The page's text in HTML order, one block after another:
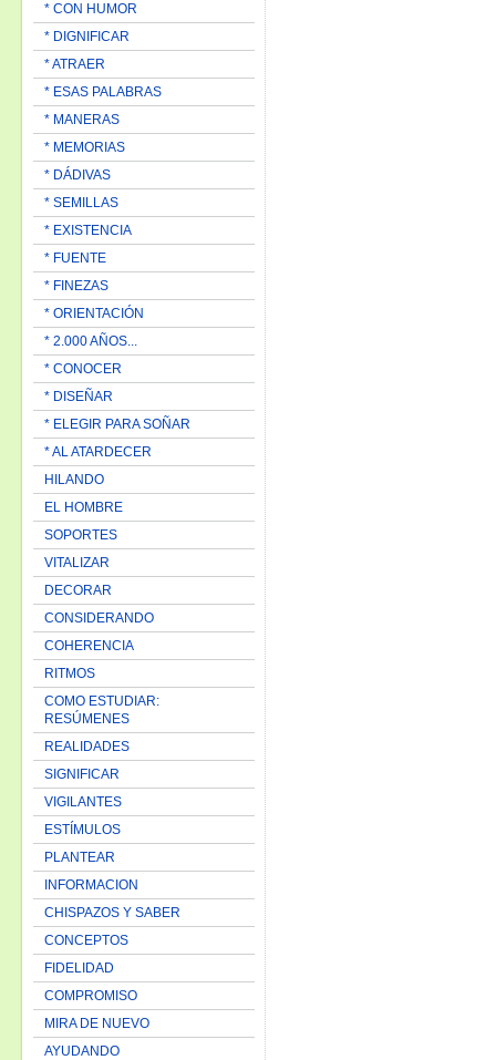
* CON HUMOR
* DIGNIFICAR
* ATRAER
* ESAS PALABRAS
* MANERAS
* MEMORIAS
* DÁDIVAS
* SEMILLAS
* EXISTENCIA
* FUENTE
* FINEZAS
* ORIENTACIÓN
* 2.000 AÑOS...
* CONOCER
* DISEÑAR
* ELEGIR PARA SOÑAR
* AL ATARDECER
HILANDO
EL HOMBRE
SOPORTES
VITALIZAR
DECORAR
CONSIDERANDO
COHERENCIA
RITMOS
COMO ESTUDIAR:
RESÚMENES
REALIDADES
SIGNIFICAR
VIGILANTES
ESTÍMULOS
PLANTEAR
INFORMACION
CHISPAZOS Y SABER
CONCEPTOS
FIDELIDAD
COMPROMISO
MIRA DE NUEVO
AYUDANDO